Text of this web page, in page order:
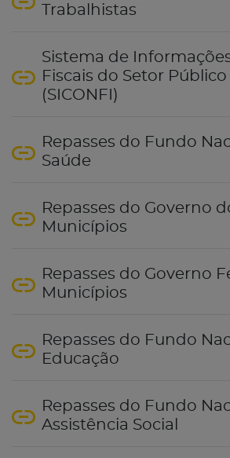
Trabalhistas
Sistema de
Fiscais do Setor
(SICONFI)
Repasses do Fundo
Saúde
Repasses do Governo
Municípios
Repasses do Governo
Municípios
Repasses do Fundo
Educação
Repasses do Fundo
Assistência Social